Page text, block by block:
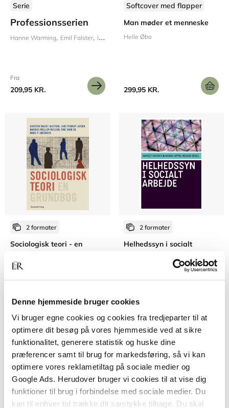
Denne hjemmeside bruger cookies
Vi bruger egne cookies og cookies fra tredjeparter til at
optimere dit besøg på vores hjemmeside ved at sikre
funktionalitet, generere statistik og huske dine
præferencer samt til brug for markedsføring, så vi kan
optimere vores reklametiltag på sociale medier og
Google Ads. Herudover bruger vi cookies til at vise dig
funktioner til brug i forbindelse med sociale medier. Du
kan til enhver tid trække dit samtykke tilbage. Du skal
Serie
Professionsserien
Hanne Warming Emil Falster Isabella Vagtholm
Fra
209,95 KR.
Softcover med flapper
Man møder et menneske
Helle Øbo
299,95 KR.
2 formater
Sociologisk teori - en
Carsten Bagge Laustsen Mathias Wullum Tine Ravn
Fra
2 formater
Helhedssyn i socialt
Maria Appel Nissen
Fra